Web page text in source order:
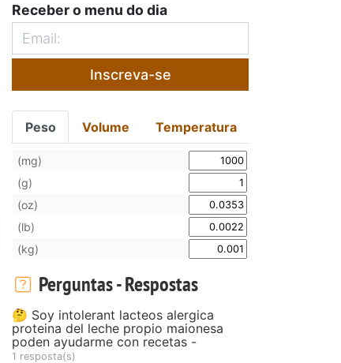
Receber o menu do dia
Inscreva-se
Peso Volume Temperatura
(mg)
(g)
(oz)
(lb)
(kg)
Perguntas - Respostas
🤔 Soy intolerant lacteos alergica
proteina del leche propio maionesa
poden ayudarme con recetas -
1 resposta(s)